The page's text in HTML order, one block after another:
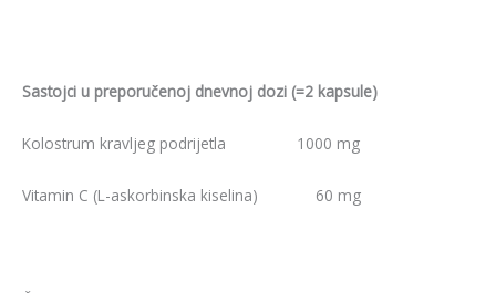
Sastojci u preporučenoj dnevnoj dozi (=2 kapsule)
Kolostrum kravljeg podrijetla 1000 mg
Vitamin C (L-askorbinska kiselina) 60 mg